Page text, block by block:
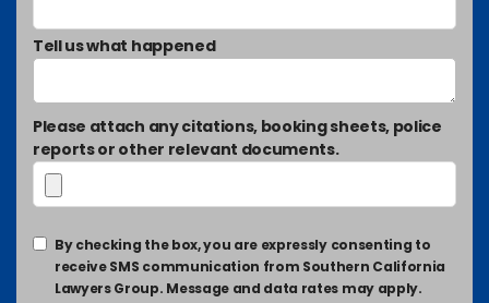
Tell us what happened
Please attach any citations, booking sheets, police
reports or other relevant documents.
By checking the box, you are expressly consenting to
receive SMS communication from Southern California
Lawyers Group. Message and data rates may apply.